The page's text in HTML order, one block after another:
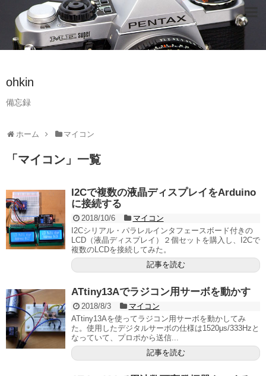
ohkin
備忘録
ホーム マイコン
「 マイコン 」 一覧
I2Cで複数の液晶ディスプレイをArduino
に接続する
2018/10/6
マイコン
I2Cシリアル・パラレルインタフェースボード付きの
LCD（液晶ディスプレイ）２個セットを購入し、I2Cで
複数のLCDを接続してみた。
記事を読む
ATtiny13Aでラジコン用サーボを動かす
2018/8/3
マイコン
ATtiny13Aを使ってラジコン用サーボを動かしてみ
た。使用したデジタルサーボの仕様は1520μs/333Hzと
なっていて、プロポから送信...
記事を読む